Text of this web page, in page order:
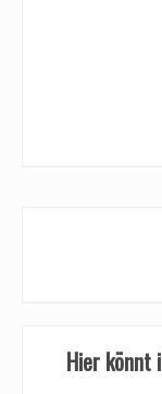
Hier könnt